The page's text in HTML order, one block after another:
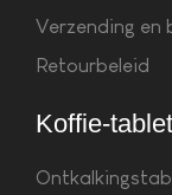
Verzending en
Retourbeleid
Koffie-